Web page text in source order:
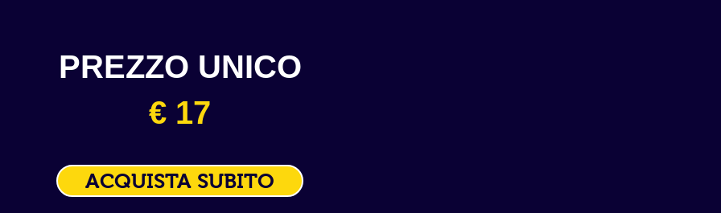
PREZZO UNICO
€ 17
ACQUISTA SUBITO